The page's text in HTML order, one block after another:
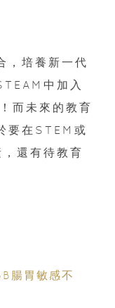
，培養新一代
中加入
而未來的教育
要在STEM或
還有待教育
腸胃敏感不